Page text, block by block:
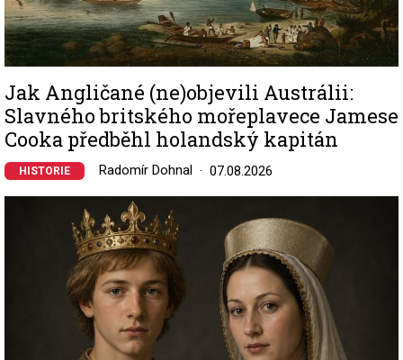
Jak Angličané (ne)objevili Austrálii:
Slavného britského mořeplavece Jamese
Cooka předběhl holandský kapitán
HISTORIE Radomír Dohnal 07.08.2026